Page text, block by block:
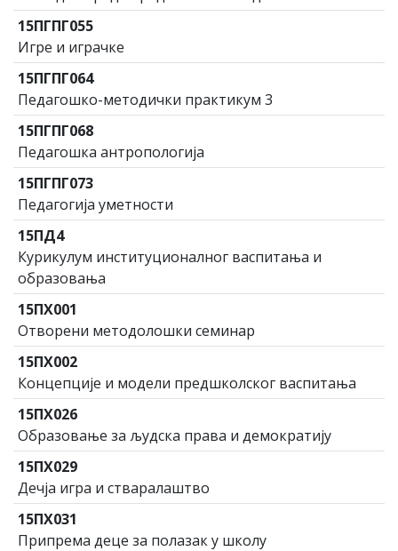
15ПГПГ055
Игре и играчке
15ПГПГ064
Педагошко-методички практикум 3
15ПГПГ068
Педагошка антропологија
15ПГПГ073
Педагогија уметности
15ПД4
Курикулум институционалног васпитања и
образовања
15ПХ001
Отворени методолошки семинар
15ПХ002
Концепције и модели предшколског васпитања
15ПХ026
Образовање за људска права и демократију
15ПХ029
Дечја игра и стваралаштво
15ПХ031
Припрема деце за полазак у школу